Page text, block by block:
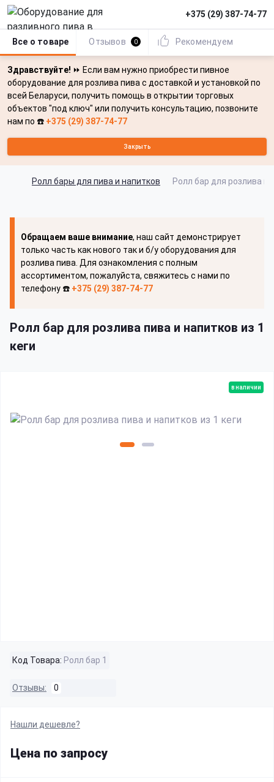
Здравствуйте! ⏩ Если вам нужно приобрести пивное
оборудование для розлива пива с доставкой и установкой по
всей Беларуси, получить помощь в открытии торговых
объектов "под ключ" или получить консультацию, позвоните
нам по ☎️ +375 (29) 387-74-77
Закрыть
+375 (29) 387-74-77
Ролл бары для пива и напитков Ролл бар для розлива
Обращаем ваше внимание, наш сайт демонстрирует
только часть как нового так и б/у оборудования для
розлива пива. Для ознакомления с полным
ассортиментом, пожалуйста, свяжитесь с нами по
телефону ☎️ +375 (29) 387-74-77
Ролл бар для розлива пива и напитков из 1
кеги
Все о товаре Отзывов 0 Рекомендуем
в наличии
Код Товара: Ролл бар 1
Отзывы: 0
Нашли дешевле?
Цена по запросу